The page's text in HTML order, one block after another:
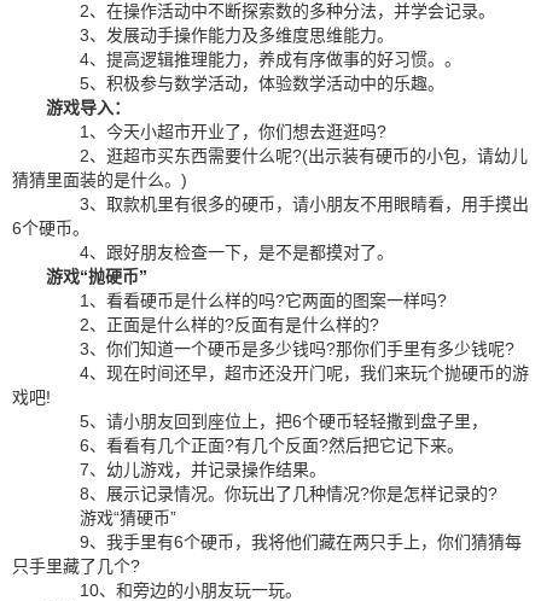
2、在操作活动中不断探索数的多种分法，并学会记录。
3、发展动手操作能力及多维度思维能力。
4、提高逻辑推理能力，养成有序做事的好习惯。。
5、积极参与数学活动，体验数学活动中的乐趣。
游戏导入：
1、今天小超市开业了，你们想去逛逛吗?
2、逛超市买东西需要什么呢?(出示装有硬币的小包，请幼儿
猜猜里面装的是什么。)
3、取款机里有很多的硬币，请小朋友不用眼睛看，用手摸出
6个硬币。
4、跟好朋友检查一下，是不是都摸对了。
游戏“抛硬币”
1、看看硬币是什么样的吗?它两面的图案一样吗?
2、正面是什么样的?反面有是什么样的?
3、你们知道一个硬币是多少钱吗?那你们手里有多少钱呢?
4、现在时间还早，超市还没开门呢，我们来玩个抛硬币的游
戏吧!
5、请小朋友回到座位上，把6个硬币轻轻撒到盘子里，
6、看看有几个正面?有几个反面?然后把它记下来。
7、幼儿游戏，并记录操作结果。
8、展示记录情况。你玩出了几种情况?你是怎样记录的?
游戏“猜硬币”
9、我手里有6个硬币，我将他们藏在两只手上，你们猜猜每
只手里藏了几个?
10、和旁边的小朋友玩一玩。